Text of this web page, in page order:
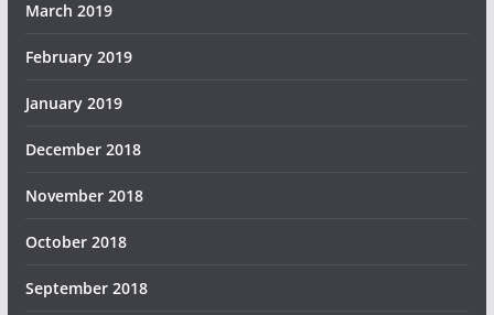
March 2019
February 2019
January 2019
December 2018
November 2018
October 2018
September 2018